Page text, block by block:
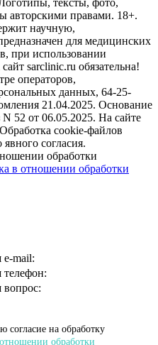
тексты, фото,
авторскими правами. 18+.
научную,
для медицинских
при использовании
sarclinic.ru обязательна!
операторов,
данных, 64-25-
21.04.2025. Основание
52 от 06.05.2025. На сайте
cookie-файлов
согласия.
обработки
в отношении обработки
mail:
согласие на обработку
обработки